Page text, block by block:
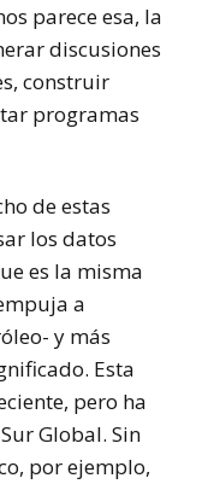
parece esa, la
discusiones
construir
programas
de estas
los datos
es la misma
a
y más
Esta
pero ha
Global. Sin
por ejemplo,